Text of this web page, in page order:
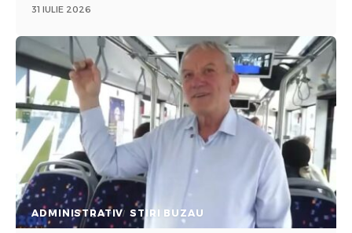
31 IULIE 2026
ADMINISTRATIV STIRI BUZAU